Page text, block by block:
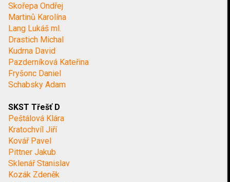
Skořepa Ondřej
Martinů Karolína
Lang Lukáš ml.
Drastich Michal
Kudrna David
Pazderníková Kateřina
Fryšonc Daniel
Schabsky Adam
SKST Třešť D
Peštálová Klára
Kratochvíl Jiří
Kovář Pavel
Pittner Jakub
Sklenář Stanislav
Kozák Zdeněk